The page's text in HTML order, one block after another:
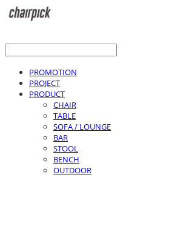
PROMOTION
PROJECT
PRODUCT
CHAIR
TABLE
SOFA / LOUNGE
BAR
STOOL
BENCH
OUTDOOR